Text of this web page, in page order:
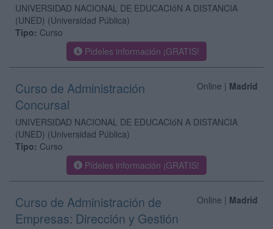
UNIVERSIDAD NACIONAL DE EDUCACIóN A DISTANCIA
(UNED) (Universidad Pública)
Tipo: Curso
Pídeles información ¡GRATIS!
Online | Madrid
Curso de Administración
Concursal
UNIVERSIDAD NACIONAL DE EDUCACIóN A DISTANCIA
(UNED) (Universidad Pública)
Tipo: Curso
Pídeles información ¡GRATIS!
Online | Madrid
Curso de Administración de
Empresas: Dirección y Gestión